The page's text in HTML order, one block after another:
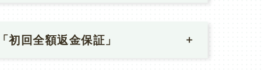
には個人差があります。
はいたしますが、判断を急がせることはありません。「即
契約を迫ることは一切行わないことを誓います。ご納得い
場でお断りいただいて構いません。
初回全額返金保証」